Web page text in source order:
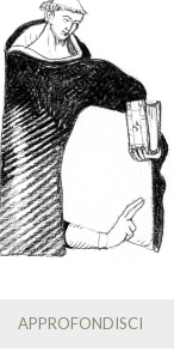
APPROFONDISCI